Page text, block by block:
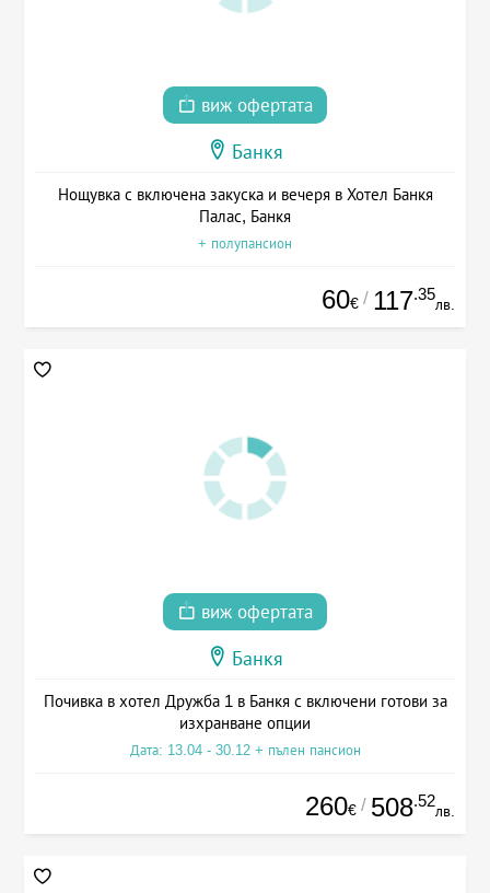
виж офертата
Банкя
Нощувка с включена закуска и вечеря в Хотел Банкя
Палас, Банкя
+ полупансион
60€ / 117.35
лв.
виж офертата
Банкя
Почивка в хотел Дружба 1 в Банкя с включени готови за
изхранване опции
Дата: 13.04 - 30.12 + пълен пансион
260€ / 508.52
лв.